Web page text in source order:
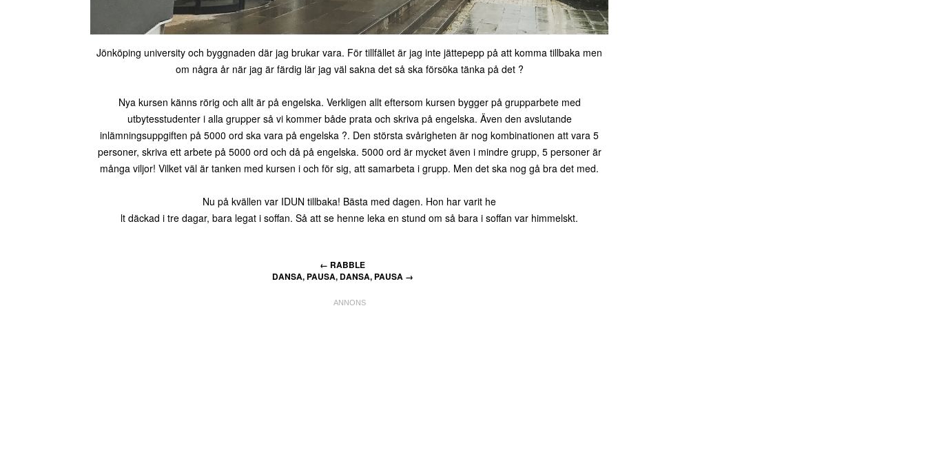
Jönköping university och byggnaden där jag brukar vara. För tillfället är jag inte jättepepp på att komma tillbaka men
om några år när jag är färdig lär jag väl sakna det så ska försöka tänka på det ?
Nya kursen känns rörig och allt är på engelska. Verkligen allt eftersom kursen bygger på grupparbete med
utbytesstudenter i alla grupper så vi kommer både prata och skriva på engelska. Även den avslutande
inlämningsuppgiften på 5000 ord ska vara på engelska ?. Den största svårigheten är nog kombinationen att vara 5
personer, skriva ett arbete på 5000 ord och då på engelska. 5000 ord är mycket även i mindre grupp, 5 personer är
många viljor! Vilket väl är tanken med kursen i och för sig, att samarbeta i grupp. Men det ska nog gå bra det med.
Nu på kvällen var IDUN tillbaka! Bästa med dagen. Hon har varit he
lt däckad i tre dagar, bara legat i soffan. Så att se henne leka en stund om så bara i soffan var himmelskt.
← RABBLE
DANSA, PAUSA, DANSA, PAUSA →